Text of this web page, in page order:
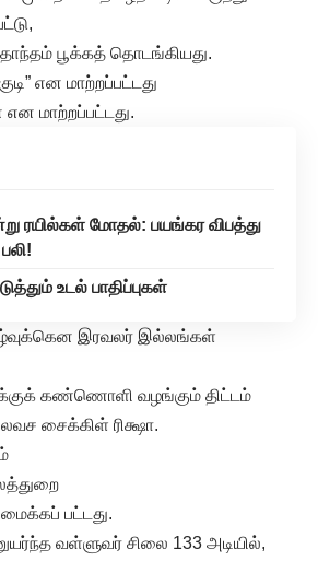
பூக்கத் தொடங்கியது.
என மாற்றப்பட்டது
மாற்றப்பட்டது.
ரயில்கள் மோதல்: பயங்கர விபத்து
உடல் பாதிப்புகள்
இரவலர் இல்லங்கள்
கண்ணொளி வழங்கும் திட்டம்
சைக்கிள் ரிக்ஷா.
பட்டது.
வள்ளுவர் சிலை 133 அடியில்,